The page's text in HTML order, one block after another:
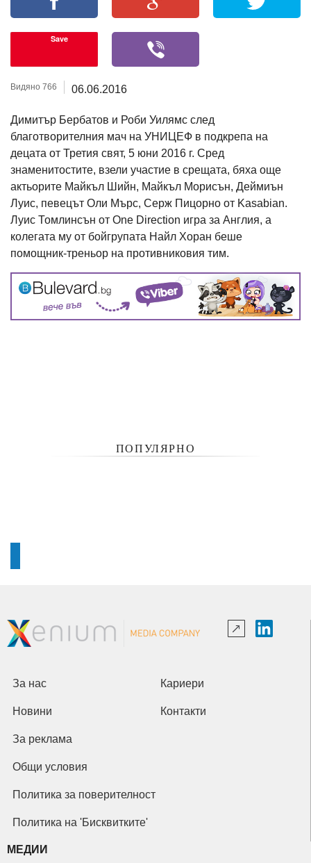
Save
Видяно 766 06.06.2016
Димитър Бербатов и Роби Уилямс след
благотворителния мач на УНИЦЕФ в подкрепа на
децата от Третия свят, 5 юни 2016 г. Сред
знаменитостите, взели участие в срещата, бяха още
актьорите Майкъл Шийн, Майкъл Морисън, Деймиън
Луис, певецът Оли Мърс, Серж Пицорно от Kasabian.
Луис Томлинсън от One Direction игра за Англия, а
колегата му от бойгрупата Найл Хоран беше
помощник-треньор на противниковия тим.
ПОПУЛЯРНО
За нас Кариери
Новини Контакти
За реклама
Общи условия
Политика за поверителност
Политика на 'Бисквитките'
МЕДИИ